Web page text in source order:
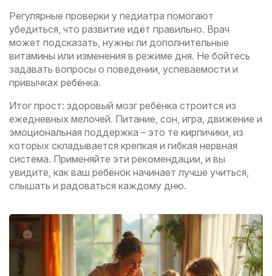
Регулярные проверки у педиатра помогают
убедиться, что развитие идёт правильно. Врач
может подсказать, нужны ли дополнительные
витамины или изменения в режиме дня. Не бойтесь
задавать вопросы о поведении, успеваемости и
привычках ребёнка.
Итог прост: здоровый мозг ребёнка строится из
ежедневных мелочей. Питание, сон, игра, движение и
эмоциональная поддержка – это те кирпичики, из
которых складывается крепкая и гибкая нервная
система. Применяйте эти рекомендации, и вы
увидите, как ваш ребёнок начинает лучше учиться,
слышать и радоваться каждому дню.